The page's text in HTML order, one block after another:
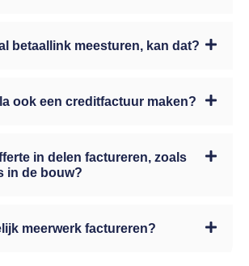
betaallink meesturen, kan dat?
ook een creditfactuur maken?
in delen factureren, zoals
in de bouw?
meerwerk factureren?